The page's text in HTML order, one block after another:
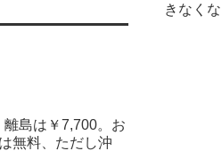
島は￥7,700。お
無料、ただし沖
きなく